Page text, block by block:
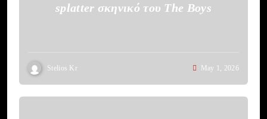
splatter σκηνικό του The Boys
Stelios Kr May 1, 2026